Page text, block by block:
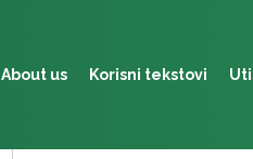
About us Korisni tekstovi